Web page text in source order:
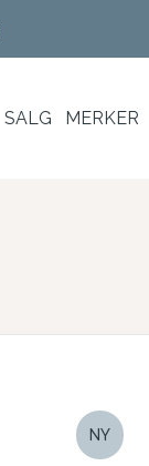
SALG MERKER
NY